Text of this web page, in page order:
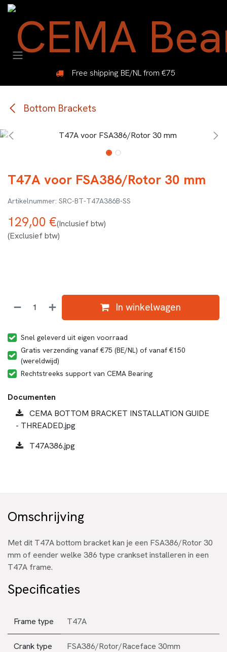
Overslaan naar inhoud
Free shipping BE/NL from €75
Bottom Brackets
T47A voor FSA386/Rotor 30 mm
SRC-BT-T47A386B-SS
129,00 €(Inclusief btw)
(Exclusief btw)
In winkelwagen
Snel geleverd uit eigen voorraad
Gratis verzending vanaf €75 (BE/NL) of vanaf €150
(wereldwijd)
Rechtstreeks support van CEMA Bearing
Documenten
CEMA BOTTOM BRACKET INSTALLATION GUIDE
- THREADED.jpg
T47A386.jpg
Omschrijving
Met dit T47A bottom bracket kan je een FSA386/Rotor 30
mm of eender welke 386 type crankset installeren in een
T47A frame.
Specificaties
Frame type T47A
Crank type FSA386/Rotor/Raceface 30mm